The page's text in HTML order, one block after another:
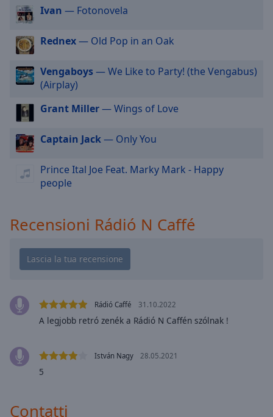
modal
window.
Beginning
window.
Escape
cancel
close
Text
Text
Background
Caption
Ivan — Fotonovela
Rednex— Old Pop in an Oak
Vengaboys— We Like to Party! (the Vengabus)
(Airplay)
Grant Miller— Wings of Love
Captain Jack— Only You
Prince Ital Joe Feat. Marky Mark - Happy
people
Recensioni Rádió N Caffé
Rádió Caffé 31.10.2022
A legjobb retró zenék a Rádió N Caffén szólnak !
István Nagy 28.05.2021
5
Contatti